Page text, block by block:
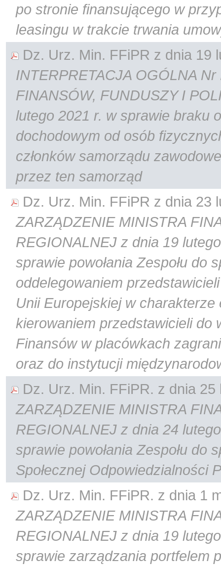
po stronie finansującego w
leasingu w trakcie trwania
Dz. Urz. Min. FFiPR z dnia 19
INTERPRETACJA OGÓLNA
FINANSÓW, FUNDUSZY I
lutego 2021 r. w sprawie braku
dochodowym od osób
członków samorządu
przez ten samorząd
Dz. Urz. Min. FFiPR z dnia 23
ZARZĄDZENIE MINISTRA
REGIONALNEJ z dnia 19
sprawie powołania Zespołu do
oddelegowaniem
Unii Europejskiej w
kierowaniem przedstawicieli do
Finansów w placówkach
oraz do instytucji
Dz. Urz. Min. FFiPR. z dnia
ZARZĄDZENIE MINISTRA
REGIONALNEJ z dnia 24
sprawie powołania Zespołu do
Społecznej Odpowiedzialności
Dz. Urz. Min. FFiPR. z dnia 1
ZARZĄDZENIE MINISTRA
REGIONALNEJ z dnia 19
sprawie zarządzania portfelem